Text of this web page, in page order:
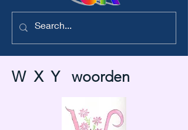
W X Y woorden